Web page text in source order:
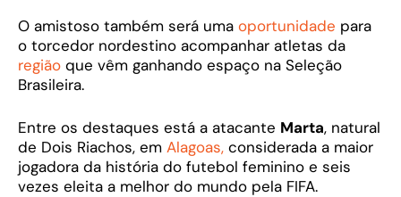
O amistoso também será uma oportunidade para
o torcedor nordestino acompanhar atletas da
região que vêm ganhando espaço na Seleção
Brasileira.
Entre os destaques está a atacante Marta, natural
de Dois Riachos, em Alagoas, considerada a maior
jogadora da história do futebol feminino e seis
vezes eleita a melhor do mundo pela FIFA.